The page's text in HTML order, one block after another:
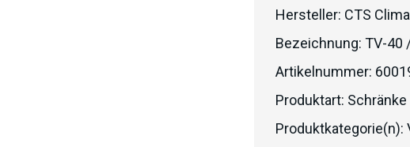
Hersteller: CTS
Bezeichnung: TV-40
Artikelnummer:
Produktart: Schränke
Produktkategorie(n):